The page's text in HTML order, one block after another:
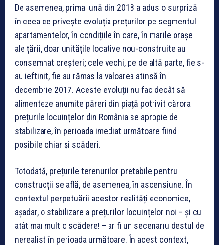
De asemenea, prima lună din 2018 a adus o surpriză
în ceea ce privește evoluția prețurilor pe segmentul
apartamentelor, în condițiile în care, în marile orașe
ale țării, doar unitățile locative nou-construite au
consemnat creșteri; cele vechi, pe de altă parte, fie s-
au ieftinit, fie au rămas la valoarea atinsă în
decembrie 2017. Aceste evoluții nu fac decât să
alimenteze anumite păreri din piață potrivit cărora
prețurile locuințelor din România se apropie de
stabilizare, în perioada imediat următoare fiind
posibile chiar și scăderi.
Totodată, prețurile terenurilor pretabile pentru
construcții se află, de asemenea, în ascensiune. În
contextul perpetuării acestor realități economice,
așadar, o stabilizare a prețurilor locuințelor noi – și cu
atât mai mult o scădere! – ar fi un secenariu destul de
nerealist în perioada următoare. În acest context,